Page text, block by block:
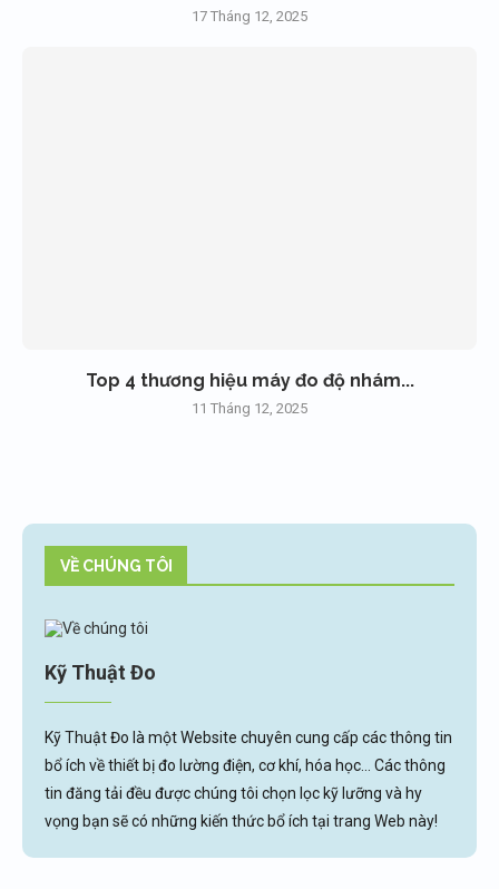
17 Tháng 12, 2025
Top 4 thương hiệu máy đo độ nhám...
11 Tháng 12, 2025
VỀ CHÚNG TÔI
Kỹ Thuật Đo
Kỹ Thuật Đo là một Website chuyên cung cấp các thông tin
bổ ích về thiết bị đo lường điện, cơ khí, hóa học... Các thông
tin đăng tải đều được chúng tôi chọn lọc kỹ lưỡng và hy
vọng bạn sẽ có những kiến thức bổ ích tại trang Web này!